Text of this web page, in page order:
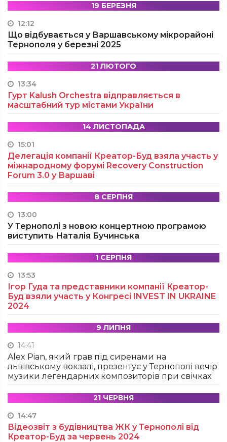
19 БЕРЕЗНЯ
12:12
Що відбувається у Варшавському мікрорайоні
Тернополя у березні 2025
21 ЛЮТОГО
13:34
Гурт Kalush Orchestra відправляється в
масштабний тур містами України
14 ЛИСТОПАДА
15:01
Делегація компанії Креатор-Буд взяла участь у
міжнародному форумі Recovery Construction
Forum 3.0 у Варшаві
8 СЕРПНЯ
13:00
У Тернополі з новою концертною програмою
виступить Наталія Бучинська
1 СЕРПНЯ
13:53
Ігор Гуда та представники компанії Креатор-
Буд взяли участь у Конгресі INVEST IN UKRAINE
2024
9 ЛИПНЯ
14:41
Alex Pian, який грав під сиренами на
львівському вокзалі, презентує у Тернополі вечір
музики легендарних композиторів при свічках
21 ЧЕРВНЯ
14:47
Відеозвіт з будівництва ЖК у Тернополі від
Креатор-Буд за червень 2024